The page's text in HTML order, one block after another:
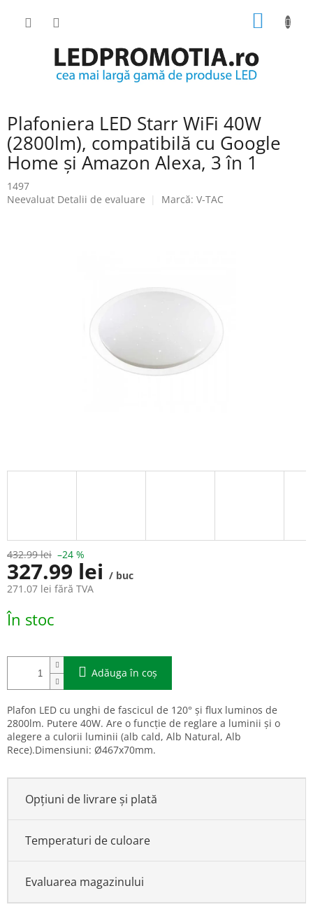
COŞ
Plafoniera LED Starr WiFi 40W
(2800lm), compatibilă cu Google
Home și Amazon Alexa, 3 în 1
1497
Evaluarea
Neevaluat Detalii de evaluare Marcă: V-TAC
432.99 lei –24 %
327.99 lei / buc
271.07 lei fără TVA
Evaluare
preţ:
În stoc
Adăuga în coş
Plafon LED cu unghi de fascicul de 120° și flux luminos de
2800lm. Putere 40W. Are o funcție de reglare a luminii și o
alegere a culorii luminii (alb cald, Alb Natural, Alb
Rece).Dimensiuni: Ø467x70mm.
Opțiuni de livrare și plată
Temperaturi de culoare
Evaluarea magazinului